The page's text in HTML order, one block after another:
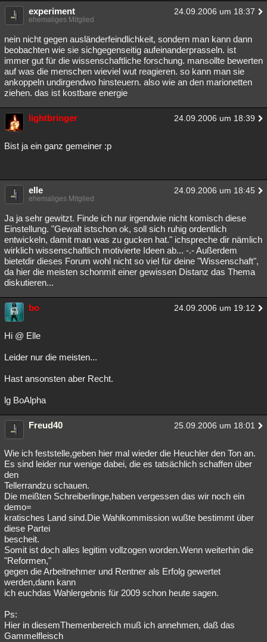
experiment 24.09.2006 um 18:37
ehemaliges Mitglied
nein nicht gegen ausländerfeindlichkeit, sondern man kann dann
beobachten wie sie sichgegenseitig aufeinanderprasseln. ist
immer gut für die wissenschaftliche forschung. mansollte bewerten
auf was die menschen wieviel wut reagieren. so kann man sie
ankoppeln undirgendwo hinsteuern. also wie an den marionetten
ziehen. das ist kostbare energie
lightbringer 24.09.2006 um 18:39
Bist ja ein ganz gemeiner :p
elle 24.09.2006 um 18:45
ehemaliges Mitglied
Ja ja sehr gewitzt. Finde ich nur irgendwie nicht komisch diese
Einstellung. "Gewalt istschon ok, soll sich ruhig ordentlich
entwickeln, damit man was zu gucken hat." ichspreche dir nämlich
wirklich wissenschaftlich motivierte Ideen ab... -.- Außerdem
bietetdir dieses Forum wohl nicht so viel für deine "Wissenschaft",
da hier die meisten schonmit einer gewissen Distanz das Thema
diskutieren...
bo 24.09.2006 um 19:12
Hi @ Elle
Leider nur die meisten...
Hast ansonsten aber Recht.
lg BoAlpha
Freud40 25.09.2006 um 18:01
Wie ich feststelle,geben hier mal wieder die Heuchler den Ton an.
Es sind leider nur wenige dabei, die es tatsächlich schaffen über
den
Tellerrandzu schauen.
Die meißten Schreiberlinge,haben vergessen das wir noch ein
demo=
kratisches Land sind.Die Wahlkommission wußte bestimmt über
diese Partei
bescheit.
Somit ist doch alles legitim vollzogen worden.Wenn weiterhin die
"Reformen,"
gegen die Arbeitnehmer und Rentner als Erfolg gewertet
werden,dann kann
ich euchdas Wahlergebnis für 2009 schon heute sagen.
Ps:
Hier in diesemThemenbereich muß ich annehmen, daß das
Gammelfleisch